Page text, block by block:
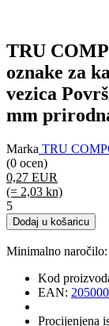
TRU
oznake za
vezica
mm
Marka TRU
(0 ocen)
0,27 EUR
(= 2,03 kn)
5
Dodaj u košaricu
Minimalno
Kod
EAN:
Procijenjena